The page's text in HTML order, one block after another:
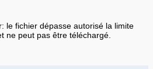
le fichier dépasse autorisé la limite
ne peut pas être téléchargé.